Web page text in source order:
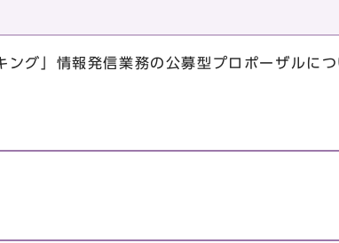
」情報発信業務の公募型プロポーザルにつ